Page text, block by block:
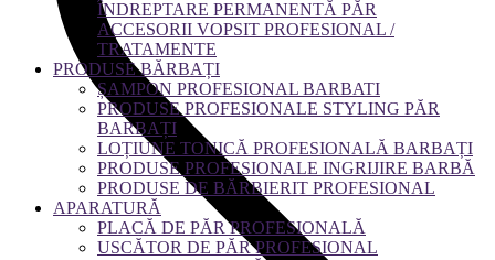
ÎNDREPTARE PERMANENTĂ PĂR
ACCESORII VOPSIT PROFESIONAL /
TRATAMENTE
PRODUSE BĂRBAȚI
ȘAMPON PROFESIONAL BARBATI
PRODUSE PROFESIONALE STYLING PĂR
BARBAȚI
LOȚIUNE TONICĂ PROFESIONALĂ BARBAȚI
PRODUSE PROFESIONALE INGRIJIRE BARBĂ
PRODUSE DE BĂRBIERIT PROFESIONAL
APARATURĂ
PLACĂ DE PĂR PROFESIONALĂ
USCĂTOR DE PĂR PROFESIONAL